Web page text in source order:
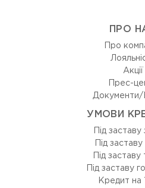
ПРО
Про
Акції
Прес-
Документи/
УМОВИ
Під
Під заставу
Під заставу
Під заставу
Кредит на